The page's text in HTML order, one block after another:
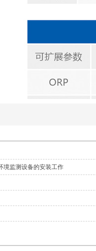
境监测设备的安装工作